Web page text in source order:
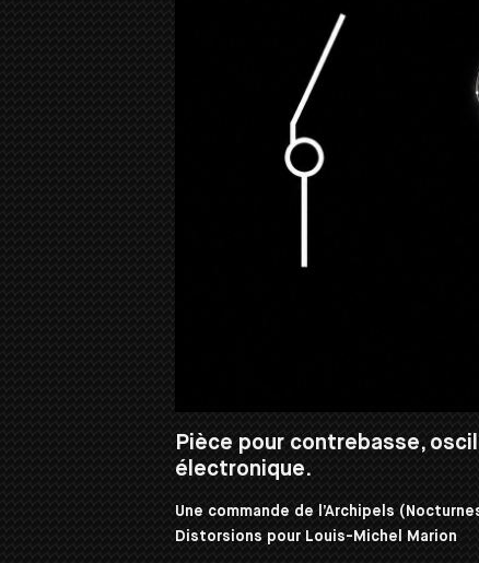
Pièce pour contrebasse,
électronique.
Une commande de l’Archipels
Distorsions pour Louis-Michel Marion